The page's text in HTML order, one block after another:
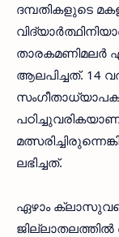
ദമ്പതികളുടെ
താരകമണിമലര്‍
ആലപിച്ചത്. 14
പഠിച്ചുവരികയാണ്
ലഭിച്ചത്.
ഏഴാം
ജില്ലാതലത്തില്‍